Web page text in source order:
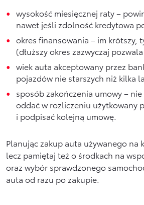
wysokość miesięcznej raty –
nawet jeśli zdolność kredytowa
okres finansowania – im krótszy,
(dłuższy okres zazwyczaj
wiek auta akceptowany przez
pojazdów nie starszych niż kilka
sposób zakończenia umowy –
oddać w rozliczeniu użytkowany
i podpisać kolejną umowę.
Planując zakup auta używanego
lecz pamiętaj też o środkach na
oraz wybór sprawdzonego
auta od razu po zakupie.